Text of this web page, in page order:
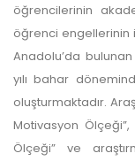
öğrencilerinin
öğrenci engellerinin
Anadolu’da
yılı bahar
oluşturmaktadır.
Motivasyon
Ölçeği” ve